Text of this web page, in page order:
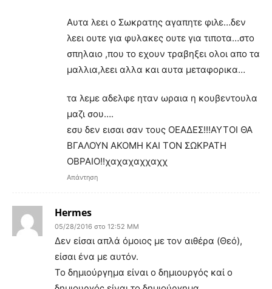
Αυτα λεει ο Σωκρατης αγαπητε φιλε…δεν
λεει ουτε για φυλακες ουτε για τιποτα…στο
σπηλαιο ,που το εχουν τραβηξει ολοι απο τα
μαλλια,λεει αλλα και αυτα μεταφορικα…
τα λεμε αδελφε ηταν ωραια η κουβεντουλα
μαζι σου….
εσυ δεν εισαι σαν τους ΟΕΑΔΕΣ!!!ΑΥΤΟΙ ΘΑ
ΒΓΑΛΟΥΝ ΑΚΟΜΗ ΚΑΙ ΤΟΝ ΣΩΚΡΑΤΗ
ΟΒΡΑΙΟ!!χαχαχαχχαχχ
Απάντηση
Hermes
05/28/2016 στο 12:52 ΜΜ
Δεν είσαι απλά όμοιος με τον αιθέρα (Θεό),
είσαι ένα με αυτόν.
Το δημιούργημα είναι ο δημιουργός καί ο